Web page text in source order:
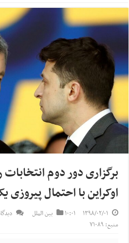
برگزاری دور دوم
اوکراین با احتمال
۱۳۹۸/۰۲/۰۱ ۱۰:۰۱ بین الملل
منبع: ۷۱۰۸۹